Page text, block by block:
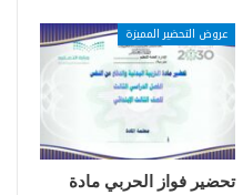
عروض التحضير المميزة
تحضير فواز الحربي مادة